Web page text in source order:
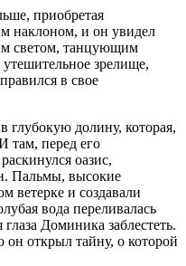
ше, приобретая
наклоном, и он увидел
светом, танцующим
зрелище,
в свое
глубокую долину, которая,
там, перед его
скинулся оазис,
Пальмы, высокие
ветерке и создавали
вода переливалась
Доминика заблестеть.
он открыл тайну, о которой